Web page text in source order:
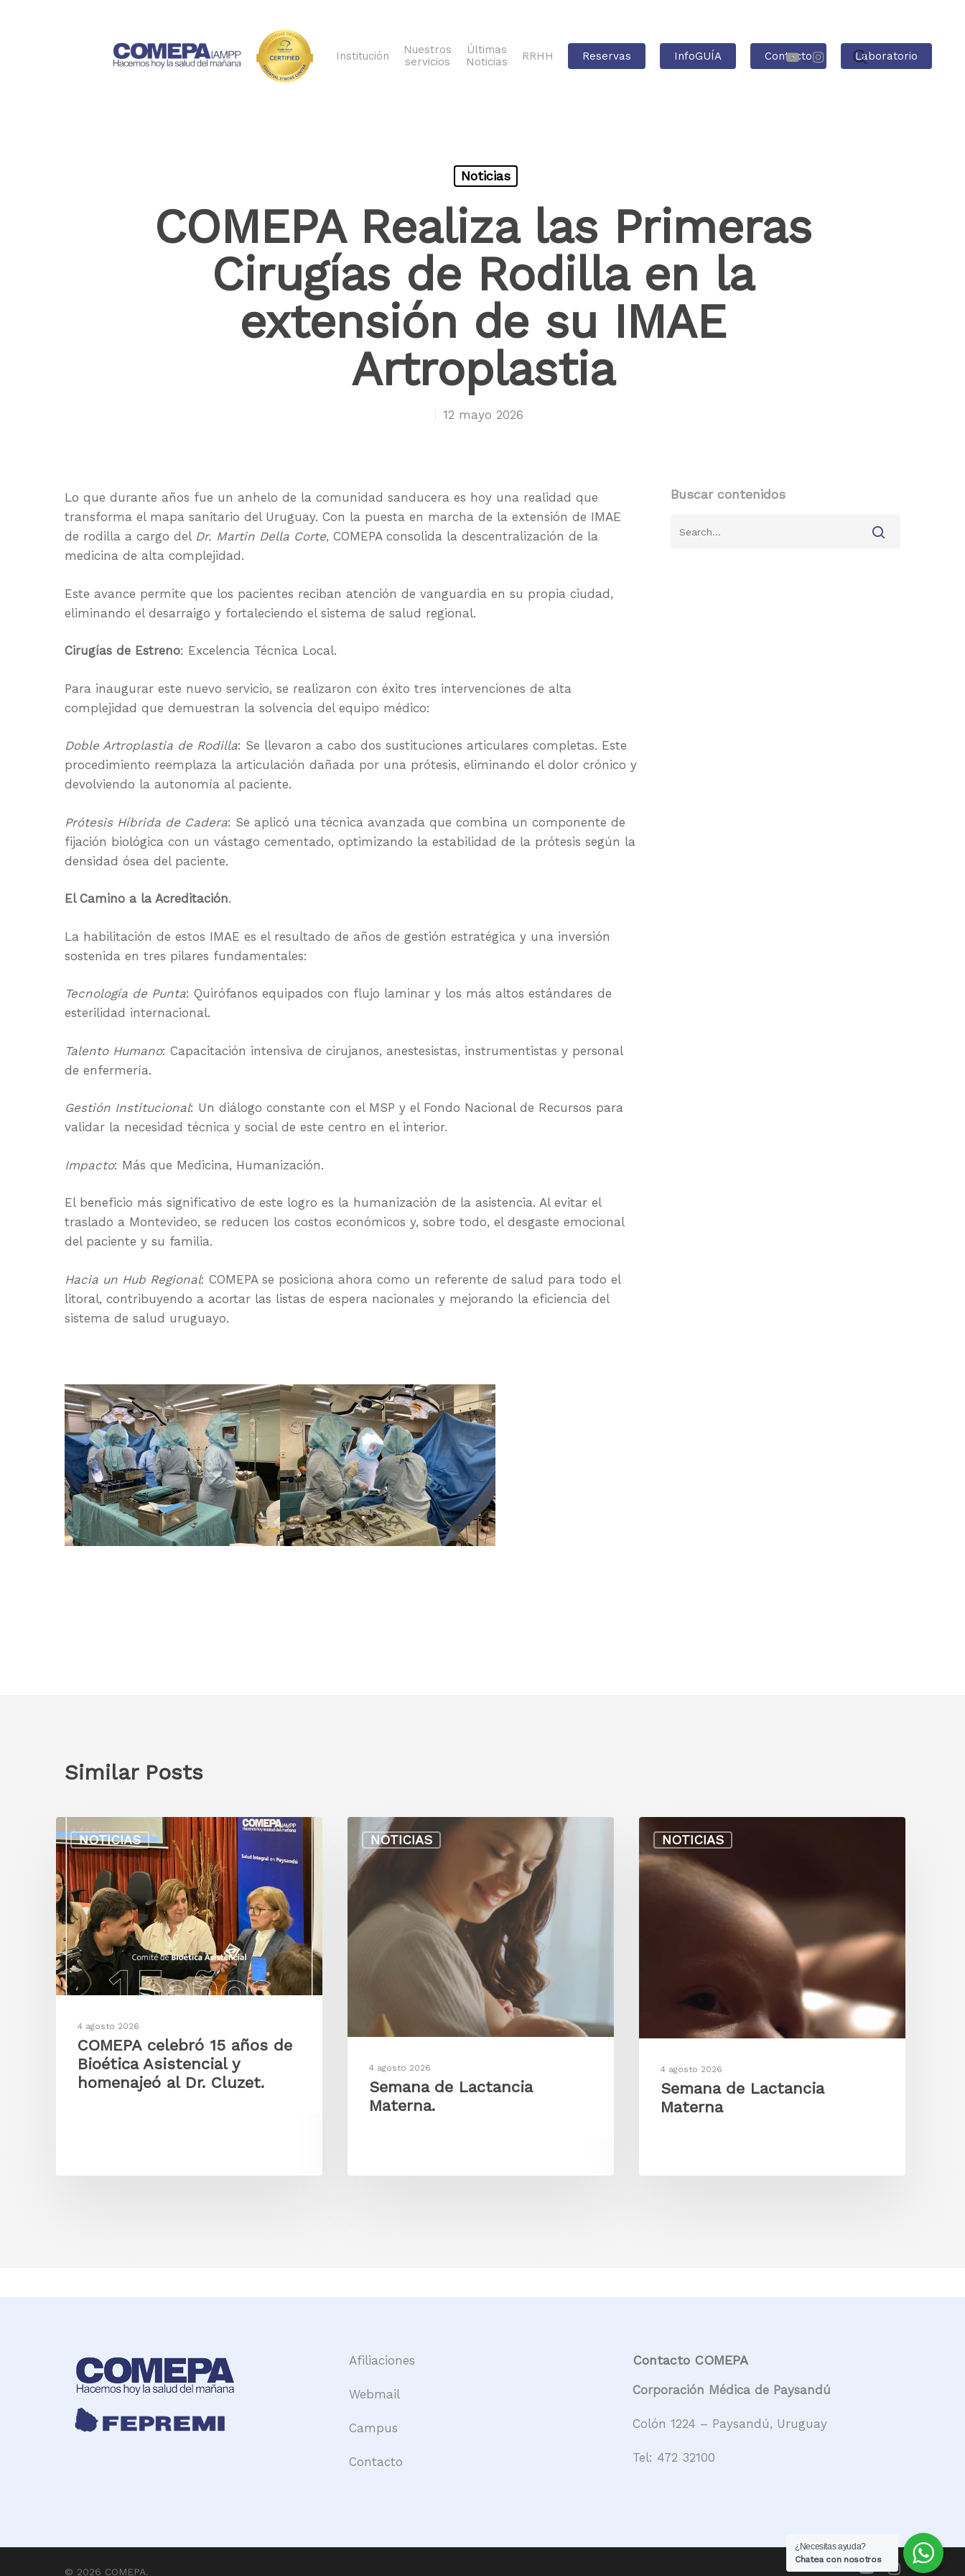
Institución
Nuestros
servicios
Últimas
Noticias
RRHH Reservas InfoGUÍA Contacto Laboratorio
Noticias
COMEPA Realiza las Primeras
Cirugías de Rodilla en la
extensión de su IMAE
Artroplastia
12 mayo 2026
Lo que durante años fue un anhelo de la comunidad sanducera es hoy una realidad que
transforma el mapa sanitario del Uruguay. Con la puesta en marcha de la extensión de IMAE
de rodilla a cargo del Dr. Martin Della Corte, COMEPA consolida la descentralización de la
medicina de alta complejidad.
Este avance permite que los pacientes reciban atención de vanguardia en su propia ciudad,
eliminando el desarraigo y fortaleciendo el sistema de salud regional.
Cirugías de Estreno: Excelencia Técnica Local.
Para inaugurar este nuevo servicio, se realizaron con éxito tres intervenciones de alta
complejidad que demuestran la solvencia del equipo médico:
Doble Artroplastia de Rodilla: Se llevaron a cabo dos sustituciones articulares completas. Este
procedimiento reemplaza la articulación dañada por una prótesis, eliminando el dolor crónico y
devolviendo la autonomía al paciente.
Prótesis Híbrida de Cadera: Se aplicó una técnica avanzada que combina un componente de
fijación biológica con un vástago cementado, optimizando la estabilidad de la prótesis según la
densidad ósea del paciente.
El Camino a la Acreditación.
La habilitación de estos IMAE es el resultado de años de gestión estratégica y una inversión
sostenida en tres pilares fundamentales:
Tecnología de Punta: Quirófanos equipados con flujo laminar y los más altos estándares de
esterilidad internacional.
Talento Humano: Capacitación intensiva de cirujanos, anestesistas, instrumentistas y personal
de enfermería.
Gestión Institucional: Un diálogo constante con el MSP y el Fondo Nacional de Recursos para
validar la necesidad técnica y social de este centro en el interior.
Impacto: Más que Medicina, Humanización.
El beneficio más significativo de este logro es la humanización de la asistencia. Al evitar el
traslado a Montevideo, se reducen los costos económicos y, sobre todo, el desgaste emocional
del paciente y su familia.
Hacia un Hub Regional: COMEPA se posiciona ahora como un referente de salud para todo el
litoral, contribuyendo a acortar las listas de espera nacionales y mejorando la eficiencia del
sistema de salud uruguayo.
Buscar contenidos
Similar Posts
NOTICIAS
4 agosto 2026
COMEPA celebró 15 años de
Bioética Asistencial y
homenajeó al Dr. Cluzet.
NOTICIAS
4 agosto 2026
Semana de Lactancia
Materna.
NOTICIAS
4 agosto 2026
Semana de Lactancia
Materna
Afiliaciones
Webmail
Campus
Contacto
Contacto COMEPA
Corporación Médica de Paysandú
Colón 1224 – Paysandú, Uruguay
Tel: 472 32100
© 2026 COMEPA.
¿Necesitas ayuda?
Chatea con nosotros